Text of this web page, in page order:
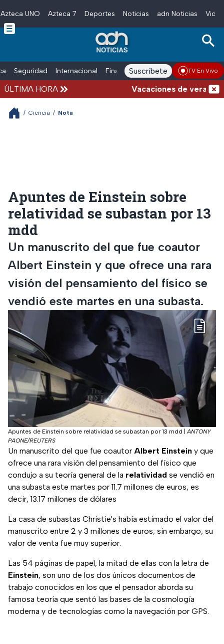
Skip to main content
Azteca UNO Azteca 7 Deportes Noticias adn Noticias
Seguridad Internacional Finanzas adn Noticias Radio
Suscríbete TV En Vivo
ÚLTIMA HORA Vacaciones de verano
/ Ciencia / Nota
Apuntes de Einstein sobre
relatividad se subastan por 13
mdd
Un manuscrito del que fue coautor
Albert Einstein y que ofrece una rara
visión del pensamiento del físico se
vendió este martes en una subasta.
Apuntes de Einstein sobre relatividad se subastan por 13 mdd |ANTONY
PAONE/REUTERS
Un manuscrito del que fue coautor Albert Einstein y que
ofrece una rara visión del pensamiento del físico que
condujo a su teoría general de la relatividad se vendió en
una subasta este martes por 11.7 millones de euros, es
decir, 13.17 millones de dólares
La casa de subastas Christie's había estimado el valor del
manuscrito entre 2 y 3 millones de euros; sin embargo, su
valor de venta fue muy superior.
Las 54 páginas de papel, la mitad de ellas con la letra de
Einstein, son uno de los dos únicos documentos de
trabajo conocidos en los que el pensador aborda su
famosa teoría que sentó las bases de la cosmología
moderna y de tecnologías como la navegación por GPS.